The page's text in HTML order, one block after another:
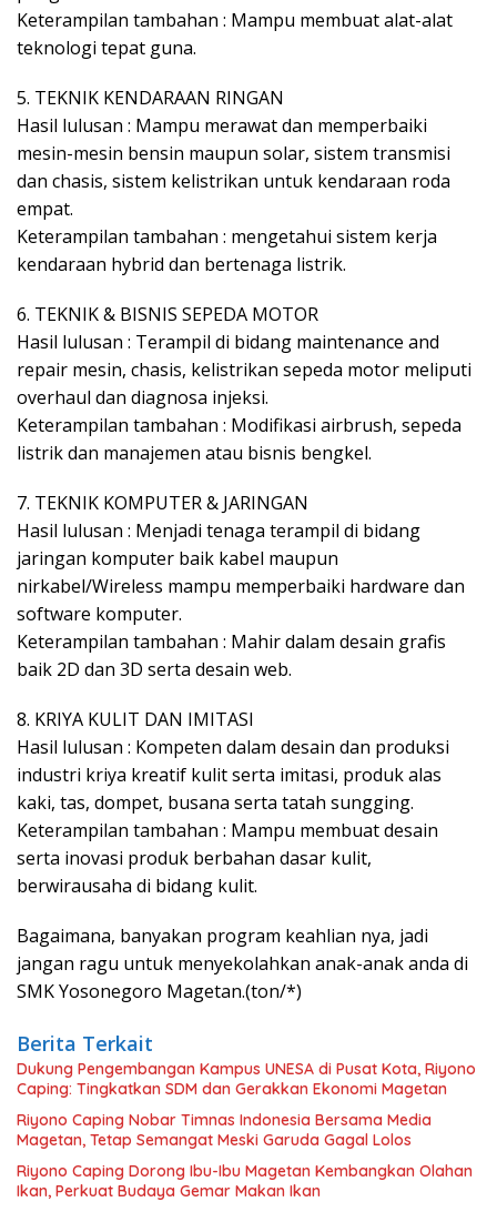
Keterampilan tambahan : Mampu membuat alat-alat
teknologi tepat guna.
5. TEKNIK KENDARAAN RINGAN
Hasil lulusan : Mampu merawat dan memperbaiki
mesin-mesin bensin maupun solar, sistem transmisi
dan chasis, sistem kelistrikan untuk kendaraan roda
empat.
Keterampilan tambahan : mengetahui sistem kerja
kendaraan hybrid dan bertenaga listrik.
6. TEKNIK & BISNIS SEPEDA MOTOR
Hasil lulusan : Terampil di bidang maintenance and
repair mesin, chasis, kelistrikan sepeda motor meliputi
overhaul dan diagnosa injeksi.
Keterampilan tambahan : Modifikasi airbrush, sepeda
listrik dan manajemen atau bisnis bengkel.
7. TEKNIK KOMPUTER & JARINGAN
Hasil lulusan : Menjadi tenaga terampil di bidang
jaringan komputer baik kabel maupun
nirkabel/Wireless mampu memperbaiki hardware dan
software komputer.
Keterampilan tambahan : Mahir dalam desain grafis
baik 2D dan 3D serta desain web.
8. KRIYA KULIT DAN IMITASI
Hasil lulusan : Kompeten dalam desain dan produksi
industri kriya kreatif kulit serta imitasi, produk alas
kaki, tas, dompet, busana serta tatah sungging.
Keterampilan tambahan : Mampu membuat desain
serta inovasi produk berbahan dasar kulit,
berwirausaha di bidang kulit.
Bagaimana, banyakan program keahlian nya, jadi
jangan ragu untuk menyekolahkan anak-anak anda di
SMK Yosonegoro Magetan.(ton/*)
Berita Terkait
Dukung Pengembangan Kampus UNESA di Pusat Kota, Riyono
Caping: Tingkatkan SDM dan Gerakkan Ekonomi Magetan
Riyono Caping Nobar Timnas Indonesia Bersama Media
Magetan, Tetap Semangat Meski Garuda Gagal Lolos
Riyono Caping Dorong Ibu-Ibu Magetan Kembangkan Olahan
Ikan, Perkuat Budaya Gemar Makan Ikan